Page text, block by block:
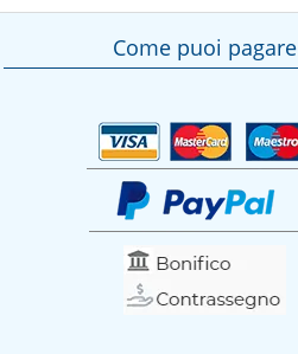
Come puoi pagare